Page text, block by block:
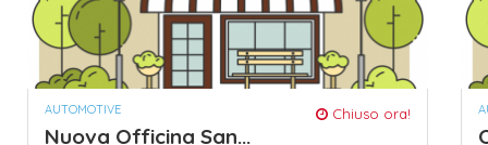
AUTOMOTIVE Chiuso ora!
Nuova Officina San...